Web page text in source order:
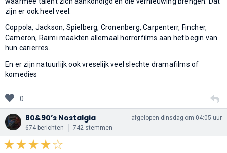
zijn er ook heel veel.
Coppola, Jackson, Spielberg, Cronenberg, Carpenterr, Fincher,
Cameron, Raimi maakten allemaal horrorfilms aan het begin van
hun carierres.
En er zijn natuurlijk ook vreselijk veel slechte dramafilms of
komedies
0
80&90’s Nostalgia
674 berichten 742 stemmen
afgelopen dinsdag om 04:05 uur